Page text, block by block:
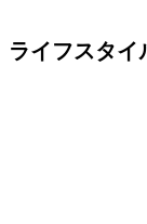
ライフスタイ